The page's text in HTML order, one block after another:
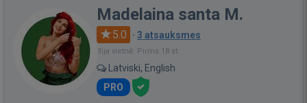
Madelaina santa M.
5.0 · 3 atsauksmes
Bija vietnē: Pirms 18 st.
Latviski, English
PRO